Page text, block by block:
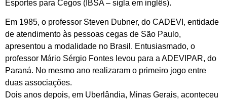
Esportes para Cegos (IBSA – sigla em inglês).
Em 1985, o professor Steven Dubner, do CADEVI, entidade
de atendimento às pessoas cegas de São Paulo,
apresentou a modalidade no Brasil. Entusiasmado, o
professor Mário Sérgio Fontes levou para a ADEVIPAR, do
Paraná. No mesmo ano realizaram o primeiro jogo entre
duas associações.
Dois anos depois, em Uberlândia, Minas Gerais, aconteceu